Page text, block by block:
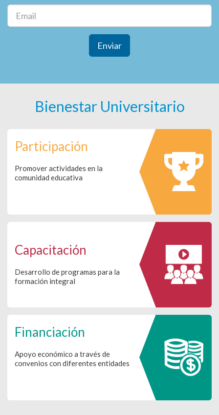
Enviar
Bienestar Universitario
Participación
Promover actividades en la
comunidad educativa
Capacitación
Desarrollo de programas para la
formación integral
Financiación
Apoyo económico a través de
convenios con diferentes entidades